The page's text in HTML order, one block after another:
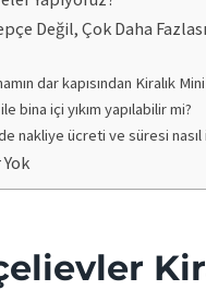
Değil, Çok Daha Fazlası
dar kapısından Kiralık
bina içi yıkım yapılabilir mi?
nakliye ücreti ve süresi nasıl